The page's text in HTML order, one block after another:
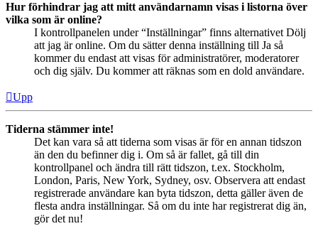
Hur förhindrar jag att mitt användarnamn visas i listorna över
vilka som är online?
I kontrollpanelen under “Inställningar” finns alternativet Dölj
att jag är online. Om du sätter denna inställning till Ja så
kommer du endast att visas för administratörer, moderatorer
och dig själv. Du kommer att räknas som en dold användare.
Upp
Tiderna stämmer inte!
Det kan vara så att tiderna som visas är för en annan tidszon
än den du befinner dig i. Om så är fallet, gå till din
kontrollpanel och ändra till rätt tidszon, t.ex. Stockholm,
London, Paris, New York, Sydney, osv. Observera att endast
registrerade användare kan byta tidszon, detta gäller även de
flesta andra inställningar. Så om du inte har registrerat dig än,
gör det nu!